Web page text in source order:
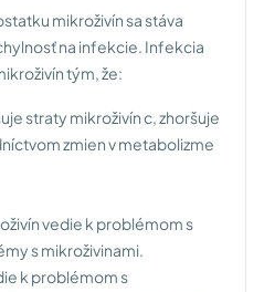
mikroživín sa stáva
na infekcie. Infekcia
tým, že:
straty mikroživínc, zhoršuje
zmien v metabolizme
vedie k problémom s
s mikroživinami.
k problémom s